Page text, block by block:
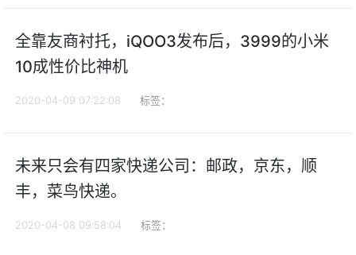
全靠友商衬托，iQOO3发布后，3999的小米
10成性价比神机
2020-04-09 07:22:08 标签：
未来只会有四家快递公司：邮政，京东，顺
丰，菜鸟快递。
2020-04-08 09:58:04 标签：